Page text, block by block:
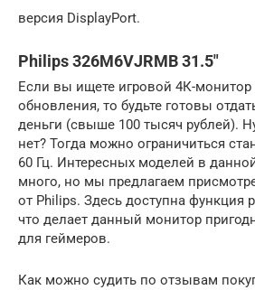
версия DisplayPort.
Philips 326M6VJRMB 31.5″
Если вы ищете игровой 4К-монитор
обновления, то будьте готовы
деньги (свыше 100 тысяч рублей).
нет? Тогда можно ограничиться
60 Гц. Интересных моделей в
много, но мы предлагаем
от Philips. Здесь доступна функция
что делает данный монитор
для геймеров.
Как можно судить по отзывам